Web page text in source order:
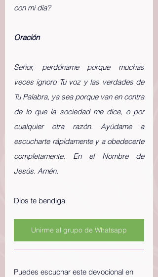
con mi día?
Oración
Señor, perdóname porque muchas
veces ignoro Tu voz y las verdades de
Tu Palabra, ya sea porque van en contra
de lo que la sociedad me dice, o por
cualquier otra razón. Ayúdame a
escucharte rápidamente y a obedecerte
completamente. En el Nombre de
Jesús. Amén.
Dios te bendiga
Unirme al grupo de Whatsapp
Puedes escuchar este devocional en